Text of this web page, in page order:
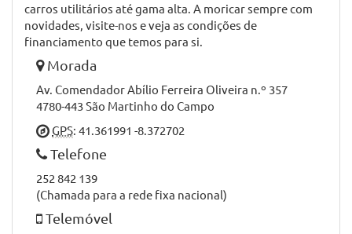
carros utilitários até gama alta. A moricar sempre com
novidades, visite-nos e veja as condições de
financiamento que temos para si.
Morada
Av. Comendador Abílio Ferreira Oliveira n.º 357
4780-443 São Martinho do Campo
GPS: 41.361991 -8.372702
Telefone
252 842 139
(Chamada para a rede fixa nacional)
Telemóvel